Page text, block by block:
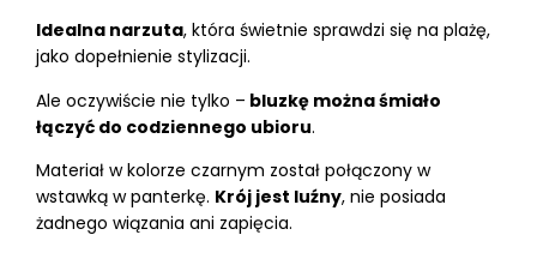
Idealna narzuta, która świetnie sprawdzi się na plażę,
jako dopełnienie stylizacji.
Ale oczywiście nie tylko – bluzkę można śmiało
łączyć do codziennego ubioru.
Materiał w kolorze czarnym został połączony w
wstawką w panterkę. Krój jest luźny, nie posiada
żadnego wiązania ani zapięcia.